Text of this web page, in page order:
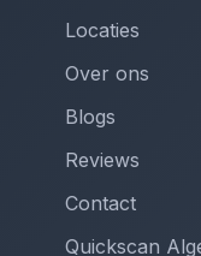
Locaties
Over ons
Blogs
Reviews
Contact
Quickscan